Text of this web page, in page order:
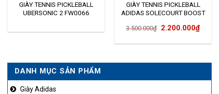
DANH MỤC SẢN PHẨM
Giày Adidas
GIÀY TENNIS PICKLEBALL
UBERSONIC 2 FW0066
GIÀY TENNIS PICKLEBALL
ADIDAS SOLECOURT BOOST
3.500.000₫ Giá
3.500.000₫.
2.200.000₫Giá
là: